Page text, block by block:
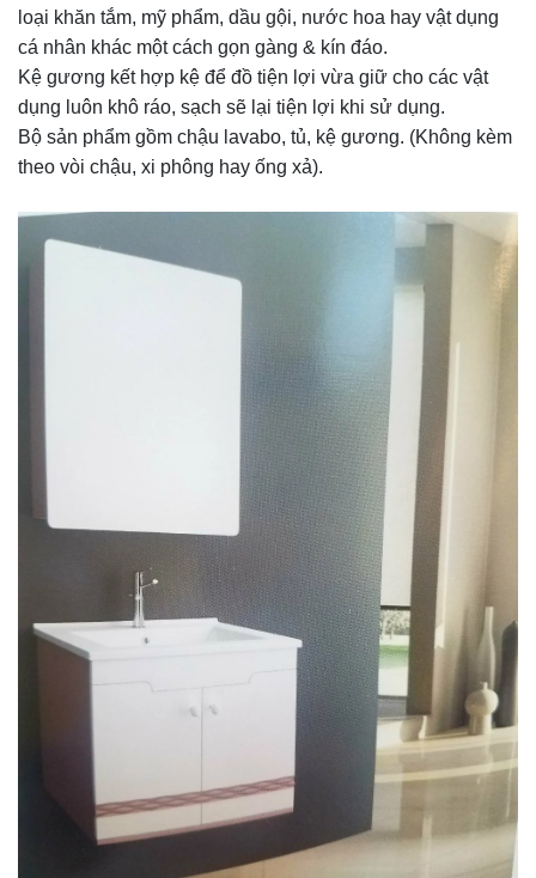
loại khăn tắm, mỹ phẩm, dầu gội, nước hoa hay vật dụng
cá nhân khác một cách gọn gàng & kín đáo.
Kệ gương kết hợp kệ để đồ tiện lợi vừa giữ cho các vật
dụng luôn khô ráo, sạch sẽ lại tiện lợi khi sử dụng.
Bộ sản phẩm gồm chậu lavabo, tủ, kệ gương. (Không kèm
theo vòi chậu, xi phông hay ống xả).